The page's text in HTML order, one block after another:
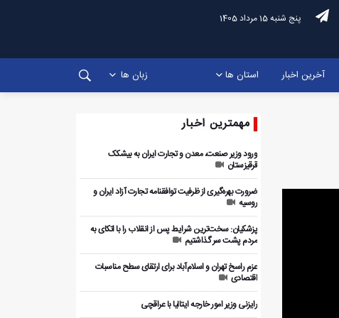
پنج شنبه 15 مرداد 1405
آخرین اخبار استان ها زبان ها
مهمترین اخبار
ورود وزیر صنعت، معدن و تجارت ایران به بیشکک
قرقیزستان
ضرورت بهره‌گیری از ظرفیت توافقنامه تجارت آزاد ایران و
روسیه
پزشکیان: سخت‌ترین شرایط پس از انقلاب را با اتکای به
مردم پشت سر گذاشتیم
عزم راسخ تهران و اسلام‌آباد برای ارتقای سطح مناسبات
اقتصادی
رایزنی وزیر امور خارجه ایتالیا با عراقچی